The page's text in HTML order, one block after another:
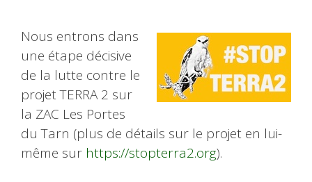
Nous entrons dans
une étape décisive
de la lutte contre le
projet TERRA 2 sur
la ZAC Les Portes
du Tarn (plus de détails sur le projet en lui-
même sur https://stopterra2.org).